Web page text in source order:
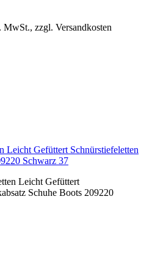
MwSt., zzgl. Versandkosten
Gefüttert Schnürstiefeletten
Schwarz 37
Leicht Gefüttert
Schuhe Boots 209220